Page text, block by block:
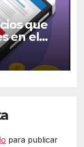
que
en el
para publicar